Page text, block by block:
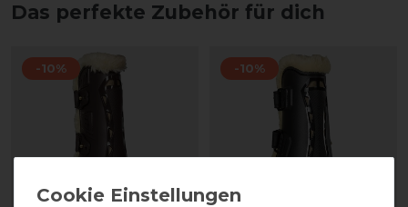
Das perfekte Zubehör für dich
-10% -10%